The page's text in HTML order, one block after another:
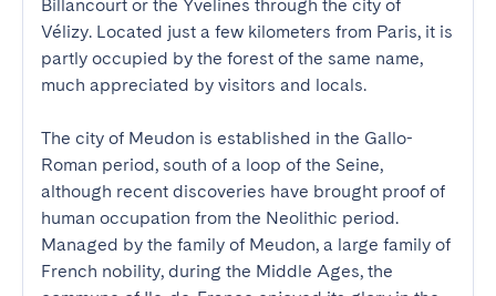
Billancourt or the Yvelines through the city of
Vélizy. Located just a few kilometers from Paris, it is
partly occupied by the forest of the same name,
much appreciated by visitors and locals.
The city of Meudon is established in the Gallo-
Roman period, south of a loop of the Seine,
although recent discoveries have brought proof of
human occupation from the Neolithic period.
Managed by the family of Meudon, a large family of
French nobility, during the Middle Ages, the